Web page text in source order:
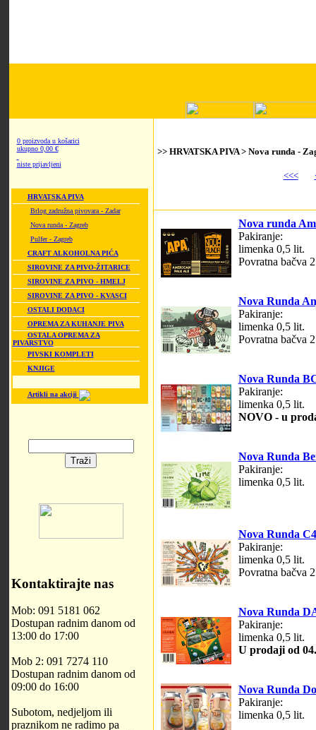
0 proizvoda u košarici
ukupno 0,00 €
niste prijavljeni
HRVATSKA PIVA
Brlog zadružna pivovara - Zadar
Nova runda - Zagreb
Pulfer - Zagreb
CRAFT ALKOHOLNA PIĆA
SIROVINE ZA PIVO-ŽITARICE
SIROVINE ZA PIVO - HMELJ
SIROVINE ZA PIVO - KVASCI
OSTALI DODACI
OPREMA ZA KUHANJE PIVA
OSTALA OPREMA ZA
PIVARSTVO
PIVSKI KOMPLETI
KNJIGE
Artikli na akciji
Kontaktirajte nas
Mob: 091 5181 062
Dostupan radnim danom od
13:00 do 17:00
Mob 2: 091 7274 110
Dostupan radnim danom od
09:00 do 16:00
Subotom, nedjeljom ili
praznikom ne radimo pa
>> HRVATSKA PIVA > Nova runda -
<<<
Nova runda
Pakiranje:
limenka 0,5 lit.
Povratna bačva
Nova Runda
Pakiranje:
limenka 0,5 lit.
Povratna bačva
Nova Runda
Pakiranje:
limenka 0,5 lit.
NOVO - u
Nova Runda
Pakiranje:
limenka 0,5 lit.
Nova Runda
Pakiranje:
limenka 0,5 lit.
Povratna bačva
Nova Runda
Pakiranje:
limenka 0,5 lit.
U prodaji od
Nova Runda
Pakiranje:
limenka 0,5 lit.